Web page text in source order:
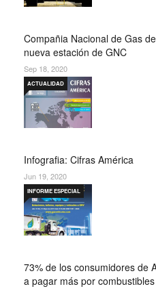
Compañia Nacional de Gas
nueva estación de GNC
Sep 18, 2020
Infografia: Cifras América
ACTUALIDAD
Jun 19, 2020
73% de los consumidores de
a pagar más por
INFORME ESPECIAL